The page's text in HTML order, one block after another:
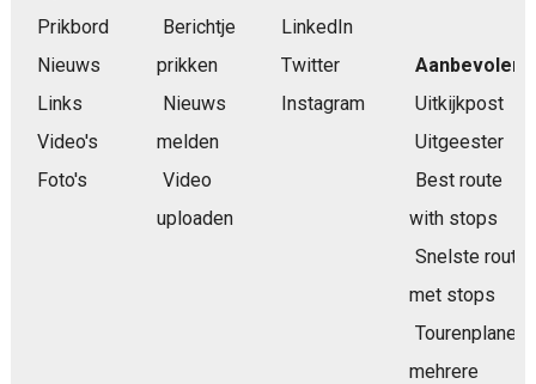
Prikbord
Nieuws
Links
Video's
Foto's
Berichtje
prikken
Nieuws
melden
Video
uploaden
LinkedIn
Twitter
Instagram
Aanbevolen
Uitkijkpost
Uitgeester
Best route
with stops
Snelste route
met stops
Tourenplaner
mehrere